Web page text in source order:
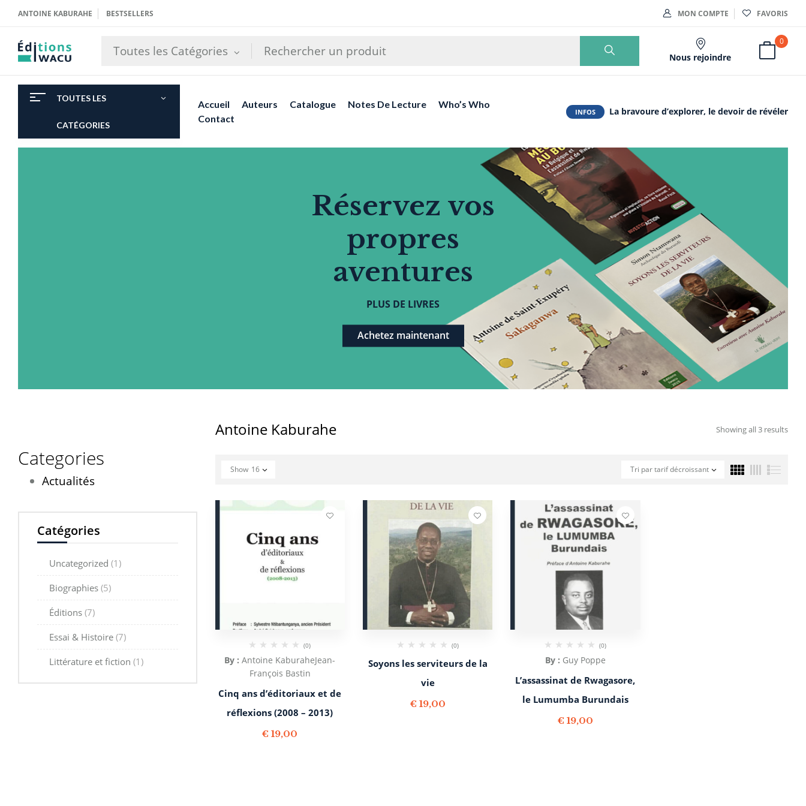
ANTOINE KABURAHE BESTSELLERS MON COMPTE FAVORIS
Toutes les Catégories Nous rejoindre
0
TOUTES LES
CATÉGORIES
Accueil Auteurs Catalogue Notes De Lecture
Who’s Who
Contact
INFOS La bravoure d’explorer, le devoir de révéler
Réservez vos
propres
aventures
PLUS DE LIVRES
Achetez maintenant
Categories
Actualités
Catégories
Uncategorized (1)
Biographies (5)
Éditions (7)
Essai & Histoire (7)
Littérature et fiction (1)
Antoine Kaburahe Showing all 3 results
Tri par tarif décroissant
Show 16
(0)
By :Antoine KaburaheJean-
François Bastin
Cinq ans d’éditoriaux et de
réflexions (2008 – 2013)
€ 19,00
(0)
Soyons les serviteurs de la
vie
€ 19,00
(0)
By : Guy Poppe
L’assassinat de Rwagasore,
le Lumumba Burundais
€ 19,00